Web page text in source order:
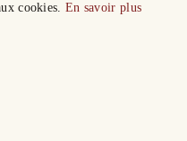
cookies. En savoir plus